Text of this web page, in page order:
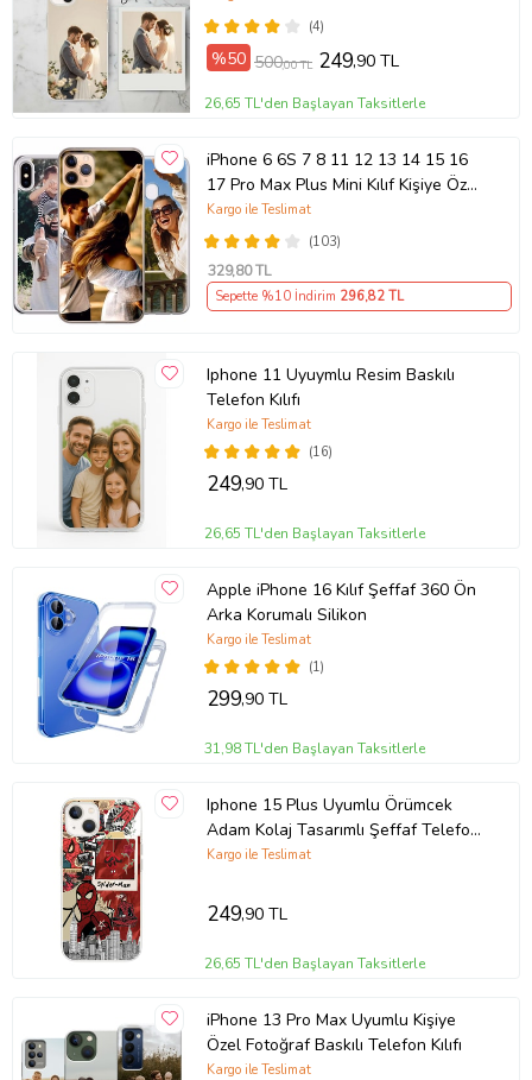
(4)
%50 500,00 TL 249,90 TL
26,65 TL'den Başlayan Taksitlerle
iPhone 6 6S 7 8 11 12 13 14 15 16
17 Pro Max Plus Mini Kılıf Kişiye Özel
Resimli Fotoğraflı Silikon
(103)
Kargo ile Teslimat
329,80 TL
Sepette %10 İndirim 296,82 TL
Iphone 11 Uyuymlu Resim Baskılı
Telefon Kılıfı
(16)
Kargo ile Teslimat
249,90 TL
26,65 TL'den Başlayan Taksitlerle
Apple iPhone 16 Kılıf Şeffaf 360 Ön
Arka Korumalı Silikon
(1)
Kargo ile Teslimat
299,90 TL
31,98 TL'den Başlayan Taksitlerle
Iphone 15 Plus Uyumlu Örümcek
Adam Kolaj Tasarımlı Şeffaf Telefon
Kılıfı
Kargo ile Teslimat
249,90 TL
26,65 TL'den Başlayan Taksitlerle
iPhone 13 Pro Max Uyumlu Kişiye
Özel Fotoğraf Baskılı Telefon Kılıfı
Kargo ile Teslimat